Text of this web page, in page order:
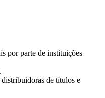
por parte de instituições
de títulos e